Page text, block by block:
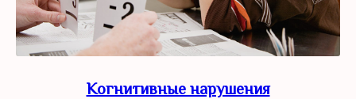
Когнитивные нарушения